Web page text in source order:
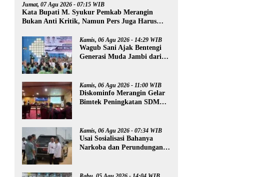
Jumat, 07 Agu 2026 - 07:15 WIB
Kata Bupati M. Syukur Pemkab Merangin
Bukan Anti Kritik, Namun Pers Juga Harus
Kamis, 06 Agu 2026 - 14:29 WIB
Wagub Sani Ajak Bentengi
Generasi Muda Jambi dari
Kamis, 06 Agu 2026 - 11:00 WIB
Diskominfo Merangin Gelar
Bimtek Peningkatan SDM
Kamis, 06 Agu 2026 - 07:34 WIB
Usai Sosialisasi Bahanya
Narkoba dan Perundungan,
Rakyat